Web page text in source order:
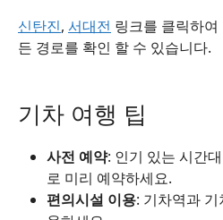
신탄진, 서대전 링크를 클릭하
든 경로를 확인 할 수 있습니다.
기차 여행 팁
사전 예약: 인기 있는 시간
로 미리 예약하세요.
편의시설 이용: 기차역과